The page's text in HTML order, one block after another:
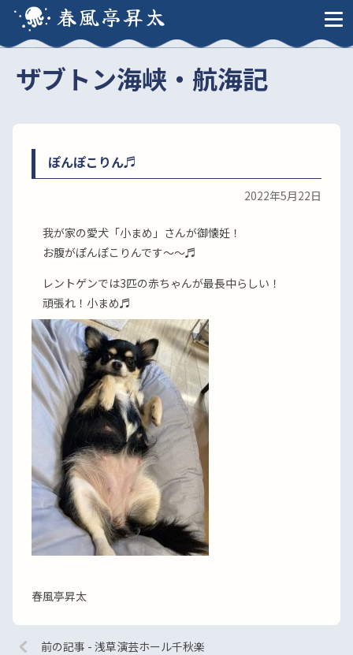
春風亭昇太
ザブトン海峡・航海記
ぽんぽこりん♬
2022年5月22日
我が家の愛犬「小まめ」さんが御懐妊！
お腹がぽんぽこりんです〜〜♬
レントゲンでは3匹の赤ちゃんが最長中らしい！
頑張れ！小まめ♬
春風亭昇太
前の記事 - 浅草演芸ホール千秋楽